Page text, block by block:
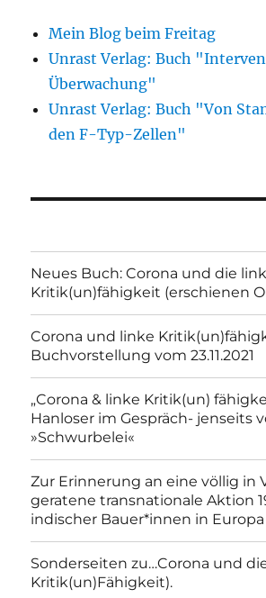
Mein Blog beim Freitag
Unrast Verlag: Buch
Überwachung"
Unrast Verlag: Buch "Von
den F-Typ-Zellen"
Neues Buch: Corona und die
Kritik(un)fähigkeit (erschienen
Corona und linke
Buchvorstellung vom 23.11.2021
„Corona & linke Kritik(un)
Hanloser im Gespräch- jenseits
»Schwurbelei«
Zur Erinnerung an eine völlig in
geratene transnationale Aktion
indischer Bauer*innen in Europa
Sonderseiten zu…Corona und
Kritik(un)Fähigkeit).